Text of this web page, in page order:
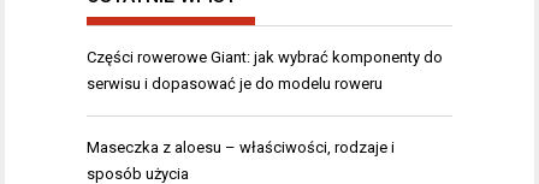
Części rowerowe Giant: jak wybrać komponenty do
serwisu i dopasować je do modelu roweru
Maseczka z aloesu – właściwości, rodzaje i
sposób użycia